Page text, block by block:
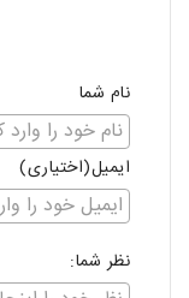
نام شما
ایمیل(اختیاری)
نظر شما: